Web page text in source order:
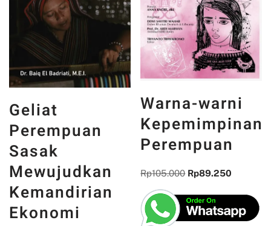
Geliat
Perempuan
Sasak
Mewujudkan
Kemandirian
Ekonomi
Warna-warni
Kepemimpinan
Perempuan
Rp105.000 Rp89.250